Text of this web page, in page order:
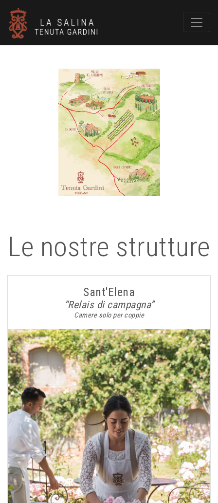
Relais Sant'Elena
Poggio Cornetto
Ginestriccio
La Salina
Mulino del Cardellino
Le nostre strutture
Sant'Elena
“Relais di campagna”
Camere solo per coppie